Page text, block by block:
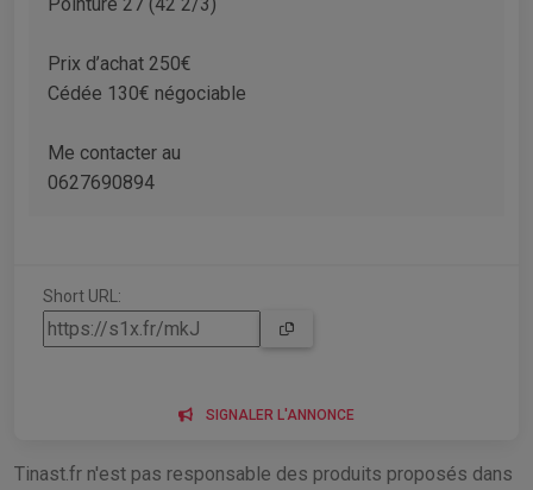
Prix d’achat 250€
Cédée 130€ négociable
Me contacter au
0627690894
Short URL:
SIGNALER L'ANNONCE
Tinast.fr n'est pas responsable des produits proposés dans